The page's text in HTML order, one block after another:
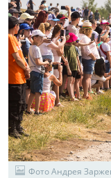
Фото Андрея